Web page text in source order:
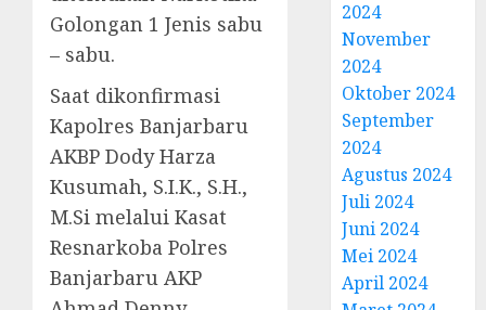
Golongan 1 Jenis sabu
– sabu.
Saat dikonfirmasi
Kapolres Banjarbaru
AKBP Dody Harza
Kusumah, S.I.K., S.H.,
M.Si melalui Kasat
Resnarkoba Polres
Banjarbaru AKP
2024
November
2024
Oktober 2024
September
2024
Agustus 2024
Juli 2024
Juni 2024
Mei 2024
April 2024